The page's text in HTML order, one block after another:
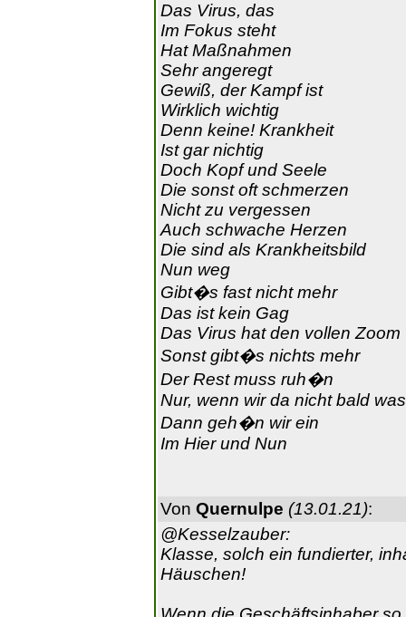
Das Virus, das
Im Fokus steht
Hat Maßnahmen
Sehr angeregt
Gewiß, der Kampf ist
Wirklich wichtig
Denn keine! Krankheit
Ist gar nichtig
Doch Kopf und Seele
Die sonst oft schmerzen
Nicht zu vergessen
Auch schwache Herzen
Die sind als Krankheitsbild
Nun weg
Gibt�s fast nicht mehr
Das ist kein Gag
Das Virus hat den vollen Zoom
Sonst gibt�s nichts mehr
Der Rest muss ruh�n
Nur, wenn wir da nicht bald
Dann geh�n wir ein
Im Hier und Nun
Von Quernulpe (13.01.21):
@Kesselzauber:
Klasse, solch ein fundierter,
Häuschen!